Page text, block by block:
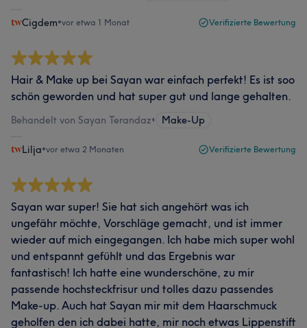
Cigdem•vor etwa 1 Monat Verifizierte Bewertung
Hair & Make up bei Sayan war einfach perfekt! Es ist soo
schön geworden und hat super gut und lange gehalten.
Behandelt von Sayan Terandaz• Make-Up
Lilja•vor etwa 2 Monaten Verifizierte Bewertung
Sayan war super! Sie hat sich angehört was ich
ungefähr möchte, Vorschläge gemacht, und ist immer
wieder auf mich eingegangen. Ich habe mich super wohl
und entspannt gefühlt und das Ergebnis war
fantastisch! Ich hatte eine wunderschöne, zu mir
passende hochsteckfrisur und tolles dazu passendes
Make-up. Auch hat Sayan mir mit dem Haarschmuck
geholfen den ich dabei hatte, mir noch etwas Lippenstift